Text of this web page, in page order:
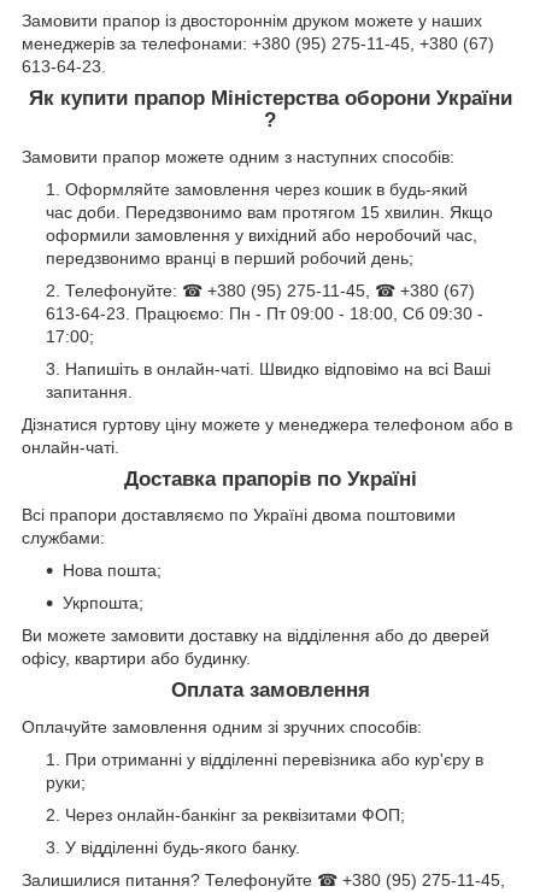
Замовити прапор із двостороннім друком можете у наших
менеджерів за телефонами: +380 (95) 275-11-45, +380 (67)
613-64-23.
Як купити прапор Міністерства оборони України
?
Замовити прапор можете одним з наступних способів:
Оформляйте замовлення через кошик в будь-який
час доби. Передзвонимо вам протягом 15 хвилин. Якщо
оформили замовлення у вихідний або неробочий час,
передзвонимо вранці в перший робочий день;
Телефонуйте: ☎ +380 (95) 275-11-45, ☎ +380 (67)
613-64-23. Працюємо: Пн - Пт 09:00 - 18:00, Сб 09:30 -
17:00;
Напишіть в онлайн-чаті. Швидко відповімо на всі Ваші
запитання.
Дізнатися гуртову ціну можете у менеджера телефоном або в
онлайн-чаті.
Доставка прапорів по Україні
Всі прапори доставляємо по Україні двома поштовими
службами:
Нова пошта;
Укрпошта;
Ви можете замовити доставку на відділення або до дверей
офісу, квартири або будинку.
Оплата замовлення
Оплачуйте замовлення одним зі зручних способів:
При отриманні у відділенні перевізника або кур'єру в
руки;
Через онлайн-банкінг за реквізитами ФОП;
У відділенні будь-якого банку.
Залишилися питання? Телефонуйте ☎ +380 (95) 275-11-45,